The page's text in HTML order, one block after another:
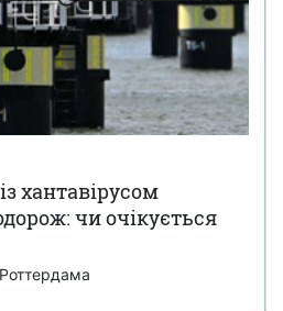
хантавірусом
чи очікується